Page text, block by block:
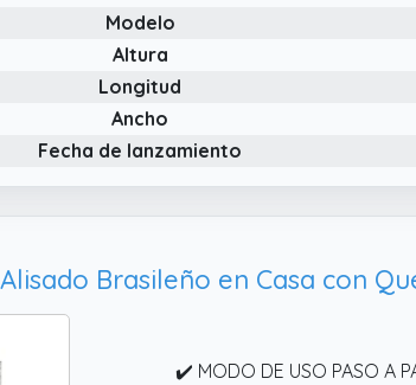
Modelo
Altura
Longitud
Ancho
Fecha de lanzamiento
✔️ MODO DE USO PASO A